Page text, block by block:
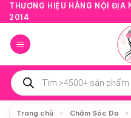
Bỏ
qua
nội
dung
THƯƠNG HIỆU HÀNG NỘI
2014
Tìm
kiếm
sản
phẩm
Trang chủ
› Chăm Sóc Da ›